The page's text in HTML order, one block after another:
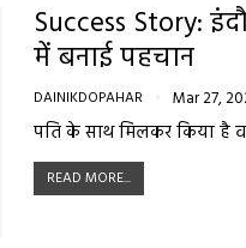
Success Story:
में बनाई पहचान
DAINIKDOPAHAR Mar 27,
पति के साथ मिलकर किया है
READ MORE...